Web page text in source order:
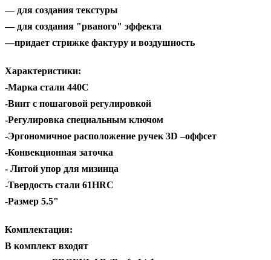
— для создания текстуры
— для создания "рваного" эффекта
—придает стрижке фактуру и воздушность
Характеристики:
-Марка стали 440С
-Винт с пошаговой регулировкой
-Регулировка специальным ключом
-Эргономичное расположение ручек 3D –оффсет
-Конвекционная заточка
- Литой упор для мизинца
-Твердость стали 61HRC
-Размер 5.5"
Комплектация:
В комплект входят